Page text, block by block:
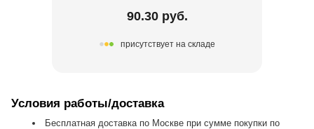
90.30 руб.
присутствует на складе
Условия работы/доставка
Бесплатная доставка по Москве при сумме покупки по